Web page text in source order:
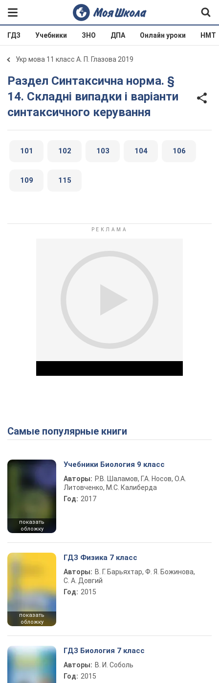
ГДЗ Учебники ЗНО ДПА Онлайн уроки НМТ
Укр мова 11 класс А. П. Глазова 2019
Раздел Синтаксична норма. §
14. Складні випадки і варіанти
синтаксичного керування
101 102 103 104 106
109 115
Play Video
Самые популярные книги
показать
обложку
Учебники Биология 9 класс
Авторы: Р.В. Шаламов, Г.А. Носов, О.А.
Литовченко, М.С. Калиберда
Год: 2017
показать
обложку
ГДЗ Физика 7 класс
Авторы: В. Г. Барьяхтар, Ф. Я. Божинова,
С. А. Довгий
Год: 2015
ГДЗ Биология 7 класс
Авторы: В. И. Соболь
Год: 2015